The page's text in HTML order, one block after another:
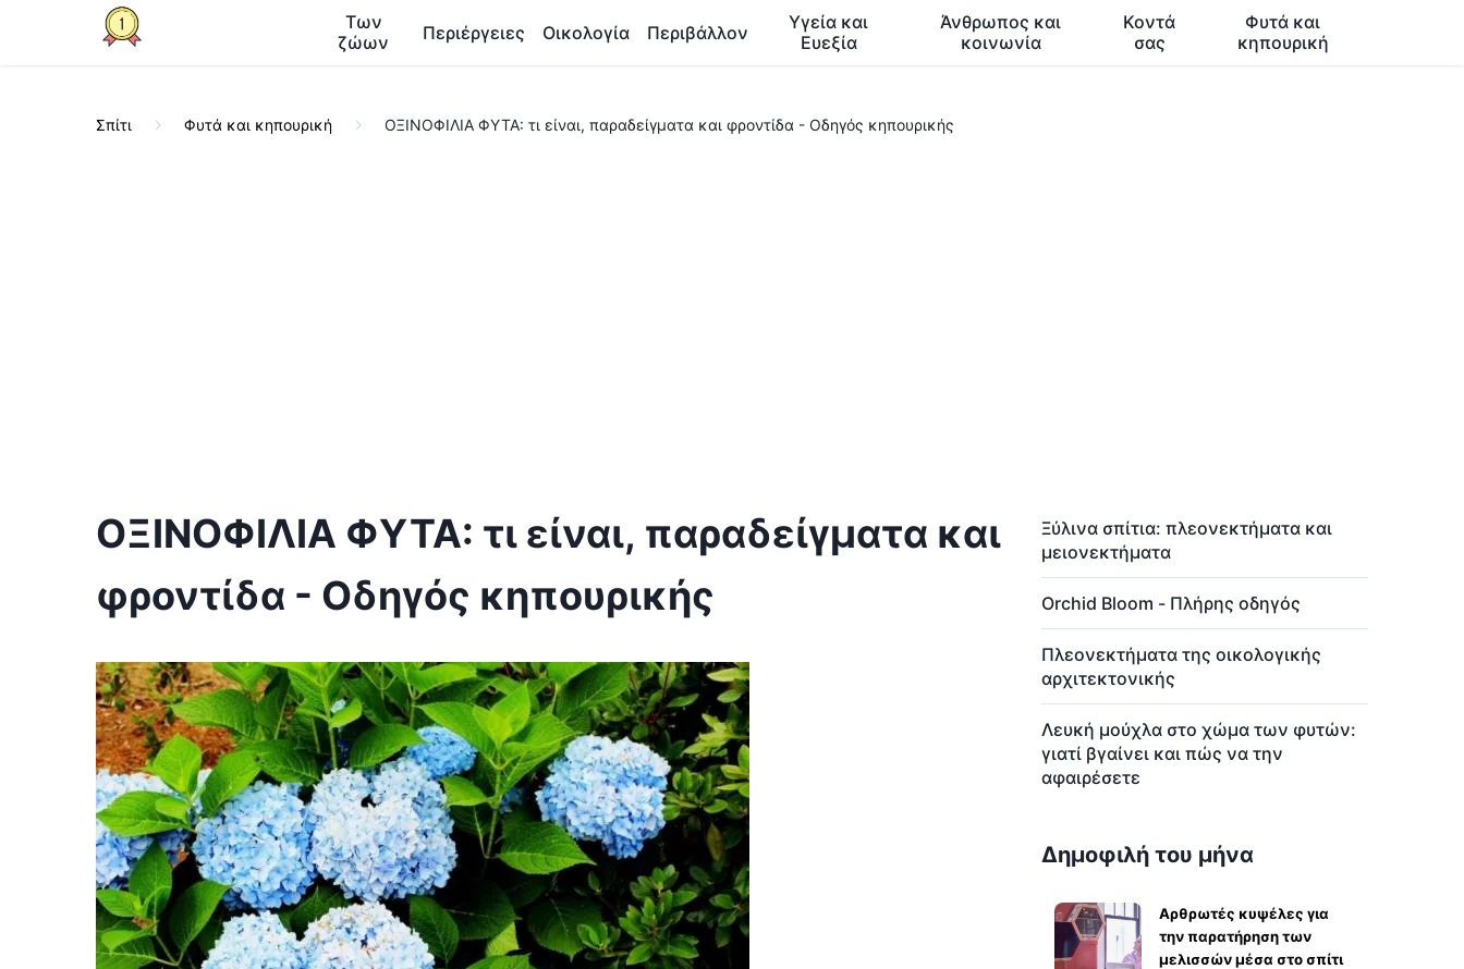
Των
ζώων
Περιέργειες Οικολογία Περιβάλλον
Υγεία και
Ευεξία
Άνθρωπος και
κοινωνία
Κοντά
σας
Φυτά και
κηπουρική
Σπίτι Φυτά και κηπουρική ΟΞΙΝΟΦΙΛΙΑ ΦΥΤΑ: τι είναι, παραδείγματα και φροντίδα - Οδηγός κηπουρικής
ΟΞΙΝΟΦΙΛΙΑ ΦΥΤΑ: τι είναι, παραδείγματα και
φροντίδα - Οδηγός κηπουρικής
Ξύλινα σπίτια: πλεονεκτήματα και
μειονεκτήματα
Orchid Bloom - Πλήρης οδηγός
Πλεονεκτήματα της οικολογικής
αρχιτεκτονικής
Λευκή μούχλα στο χώμα των φυτών:
γιατί βγαίνει και πώς να την
αφαιρέσετε
Δημοφιλή του μήνα
Αρθρωτές κυψέλες για
την παρατήρηση των
μελισσών μέσα στο σπίτι